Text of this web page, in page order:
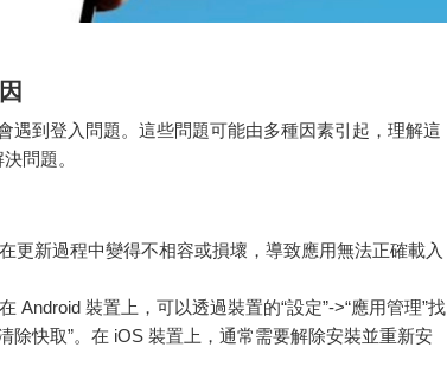
遇到登入問題。這些問題可能由多種因素引起，理解這
問題。
更新過程中變得不相容或損壞，導致應用無法正確載入
Android 裝置上，可以透過裝置的“設定”->“應用管理”找
除快取”。在 iOS 裝置上，通常需要解除安裝並重新安